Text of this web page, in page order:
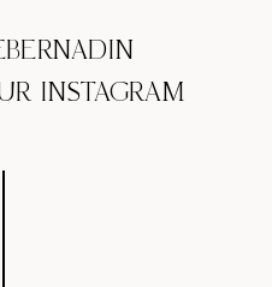
INSTAGRAM